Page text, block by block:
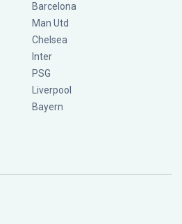
Barcelona
Man Utd
Chelsea
Inter
PSG
Liverpool
Bayern